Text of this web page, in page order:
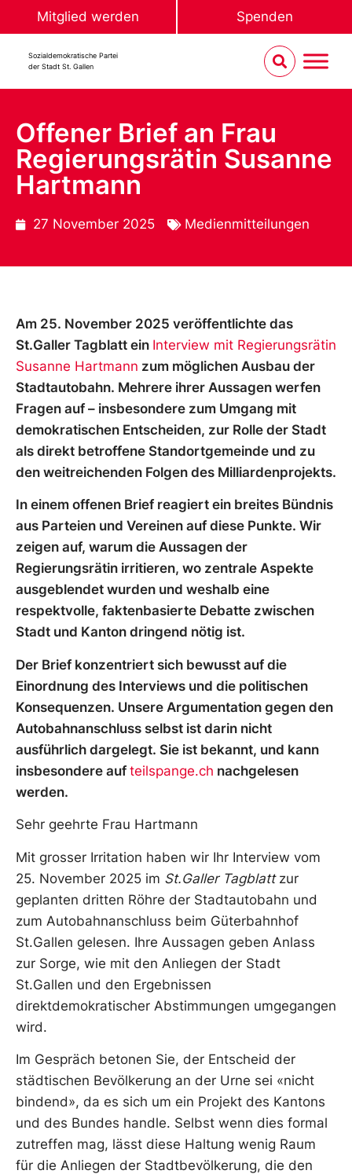
Mitglied werden Spenden
Sozialdemokratische Partei
der Stadt St. Gallen
Offener Brief an Frau
Regierungsrätin Susanne
Hartmann
27 November 2025 Medienmitteilungen
Am 25. November 2025 veröffentlichte das
St.Galler Tagblatt ein Interview mit Regierungsrätin
Susanne Hartmann zum möglichen Ausbau der
Stadtautobahn. Mehrere ihrer Aussagen werfen
Fragen auf – insbesondere zum Umgang mit
demokratischen Entscheiden, zur Rolle der Stadt
als direkt betroffene Standortgemeinde und zu
den weitreichenden Folgen des Milliardenprojekts.
In einem offenen Brief reagiert ein breites Bündnis
aus Parteien und Vereinen auf diese Punkte. Wir
zeigen auf, warum die Aussagen der
Regierungsrätin irritieren, wo zentrale Aspekte
ausgeblendet wurden und weshalb eine
respektvolle, faktenbasierte Debatte zwischen
Stadt und Kanton dringend nötig ist.
Der Brief konzentriert sich bewusst auf die
Einordnung des Interviews und die politischen
Konsequenzen. Unsere Argumentation gegen den
Autobahnanschluss selbst ist darin nicht
ausführlich dargelegt. Sie ist bekannt, und kann
insbesondere aufteilspange.ch nachgelesen
werden.
Sehr geehrte Frau Hartmann
Mit grosser Irritation haben wir Ihr Interview vom
25. November 2025 im St.Galler Tagblattzur
geplanten dritten Röhre der Stadtautobahn und
zum Autobahnanschluss beim Güterbahnhof
St.Gallen gelesen. Ihre Aussagen geben Anlass
zur Sorge, wie mit den Anliegen der Stadt
St.Gallen und den Ergebnissen
direktdemokratischer Abstimmungen umgegangen
wird.
Im Gespräch betonen Sie, der Entscheid der
städtischen Bevölkerung an der Urne sei «nicht
bindend», da es sich um ein Projekt des Kantons
und des Bundes handle. Selbst wenn dies formal
zutreffen mag, lässt diese Haltung wenig Raum
für die Anliegen der Stadtbevölkerung, die den